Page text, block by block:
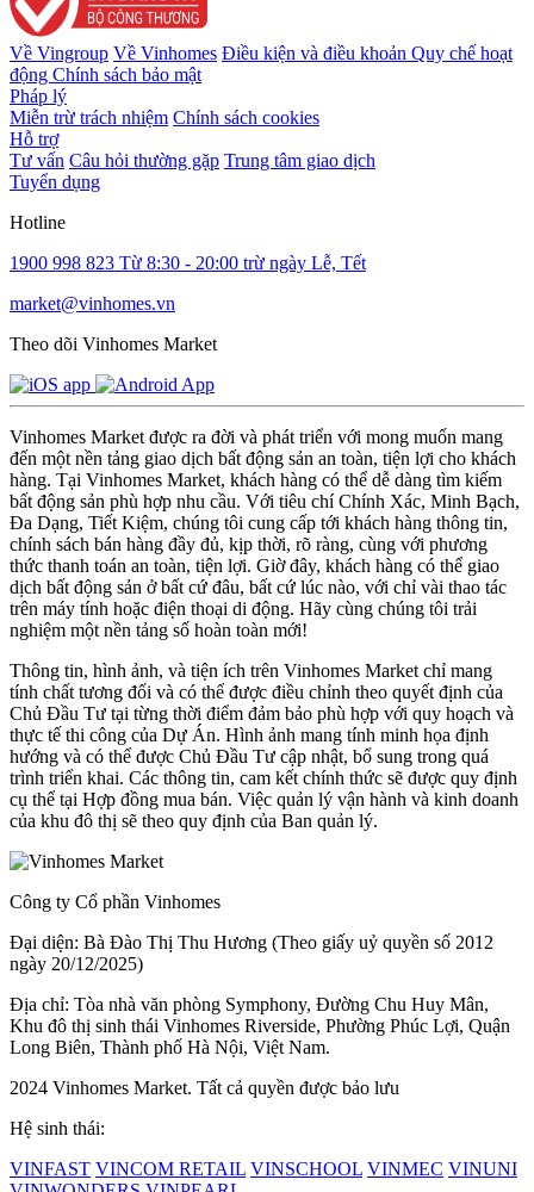
Về Vingroup Về Vinhomes Điều kiện và điều khoản Quy chế hoạt
động Chính sách bảo mật
Pháp lý
Miễn trừ trách nhiệm Chính sách cookies
Hỗ trợ
Tư vấn Câu hỏi thường gặp Trung tâm giao dịch
Tuyển dụng
Hotline
1900 998 823 Từ 8:30 - 20:00 trừ ngày Lễ, Tết
market@vinhomes.vn
Theo dõi Vinhomes Market
Vinhomes Market được ra đời và phát triển với mong muốn mang
đến một nền tảng giao dịch bất động sản an toàn, tiện lợi cho khách
hàng. Tại Vinhomes Market, khách hàng có thể dễ dàng tìm kiếm
bất động sản phù hợp nhu cầu. Với tiêu chí Chính Xác, Minh Bạch,
Đa Dạng, Tiết Kiệm, chúng tôi cung cấp tới khách hàng thông tin,
chính sách bán hàng đầy đủ, kịp thời, rõ ràng, cùng với phương
thức thanh toán an toàn, tiện lợi. Giờ đây, khách hàng có thể giao
dịch bất động sản ở bất cứ đâu, bất cứ lúc nào, với chỉ vài thao tác
trên máy tính hoặc điện thoại di động. Hãy cùng chúng tôi trải
nghiệm một nền tảng số hoàn toàn mới!
Thông tin, hình ảnh, và tiện ích trên Vinhomes Market chỉ mang
tính chất tương đối và có thể được điều chỉnh theo quyết định của
Chủ Đầu Tư tại từng thời điểm đảm bảo phù hợp với quy hoạch và
thực tế thi công của Dự Án. Hình ảnh mang tính minh họa định
hướng và có thể được Chủ Đầu Tư cập nhật, bổ sung trong quá
trình triển khai. Các thông tin, cam kết chính thức sẽ được quy định
cụ thể tại Hợp đồng mua bán. Việc quản lý vận hành và kinh doanh
của khu đô thị sẽ theo quy định của Ban quản lý.
Công ty Cổ phần Vinhomes
Đại diện: Bà Đào Thị Thu Hương (Theo giấy uỷ quyền số 2012
ngày 20/12/2025)
Địa chỉ: Tòa nhà văn phòng Symphony, Đường Chu Huy Mân,
Khu đô thị sinh thái Vinhomes Riverside, Phường Phúc Lợi, Quận
Long Biên, Thành phố Hà Nội, Việt Nam.
2024 Vinhomes Market. Tất cả quyền được bảo lưu
Hệ sinh thái:
VINFAST VINCOM RETAIL VINSCHOOL VINMEC VINUNI